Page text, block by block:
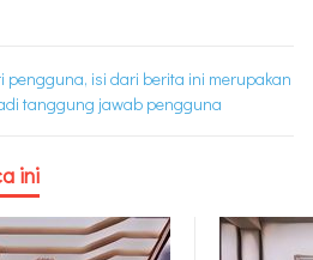
pengguna, isi dari berita ini merupakan
tanggung jawab pengguna
ini